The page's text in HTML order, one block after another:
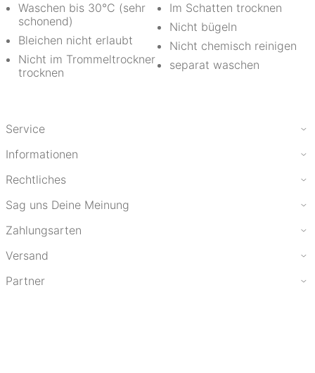
Waschen bis 30°C (sehr
schonend)
Bleichen nicht erlaubt
Nicht im Trommeltrockner
trocknen
Im Schatten trocknen
Nicht bügeln
Nicht chemisch reinigen
separat waschen
Service
Informationen
Rechtliches
Sag uns Deine Meinung
Zahlungsarten
Versand
Partner